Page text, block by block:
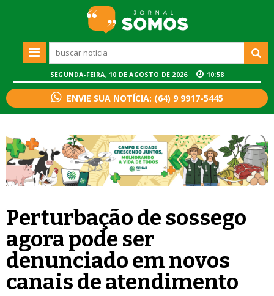
SEGUNDA-FEIRA, 10 DE AGOSTO DE 2026 10:58
ENVIE SUA NOTÍCIA: (64) 9 9917-5445
Perturbação de sossego
agora pode ser
denunciado em novos
canais de atendimento